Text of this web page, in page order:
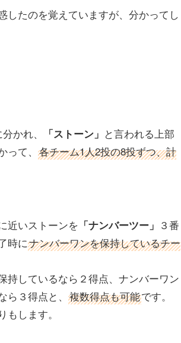
したのを覚えていますが、分かってし
かれ、 「ストーン」 と言われる上部
て、 各チーム1人2投の8投ずつ、計
近いストーンを 「ナンバーツー」 ３番
時にナンバーワンを保持しているチー
持しているなら２得点、ナンバーワン
３得点と、 複数得点も可能です。
もします。